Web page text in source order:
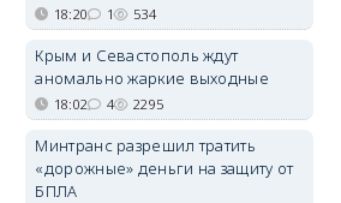
18:20 1 534
Крым и Севастополь ждут
аномально жаркие выходные
18:02 4 2295
Минтранс разрешил тратить
«дорожные» деньги на защиту от
БПЛА